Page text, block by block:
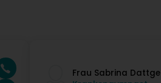
Frau Sabrina Dattge